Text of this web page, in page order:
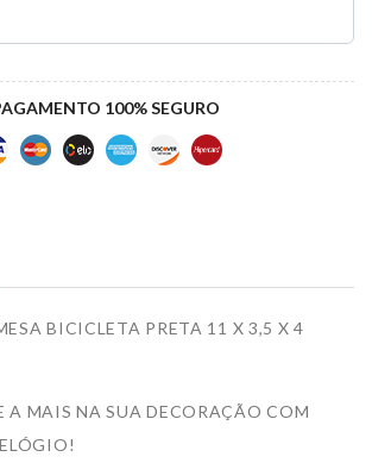
100% SEGURO
BICICLETA PRETA 11 X 3,5 X 4
A MAIS NA SUA DECORAÇÃO COM